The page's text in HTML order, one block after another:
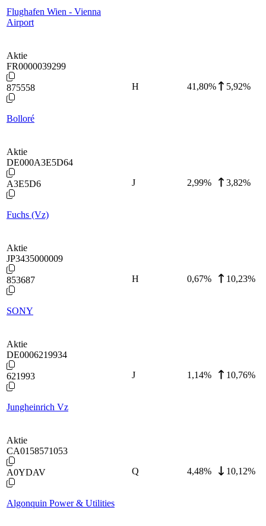
Flughafen Wien - Vienna
Airport
Aktie
FR0000039299
875558
Bolloré
H 41,80% 5,92%
Aktie
DE000A3E5D64
A3E5D6
Fuchs (Vz)
J 2,99% 3,82%
Aktie
JP3435000009
853687
SONY
H 0,67% 10,23%
Aktie
DE0006219934
621993
Jungheinrich Vz
J 1,14% 10,76%
Aktie
CA0158571053
A0YDAV
Algonquin Power & Utilities
Q 4,48% 10,12%